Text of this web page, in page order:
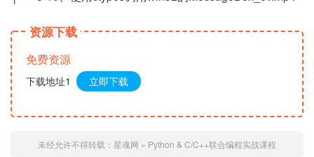
资源下载
免费资源
下载地址1 立即下载
未经允许不得转载： 星魂网 » Python & C/C++联合编程实战课程